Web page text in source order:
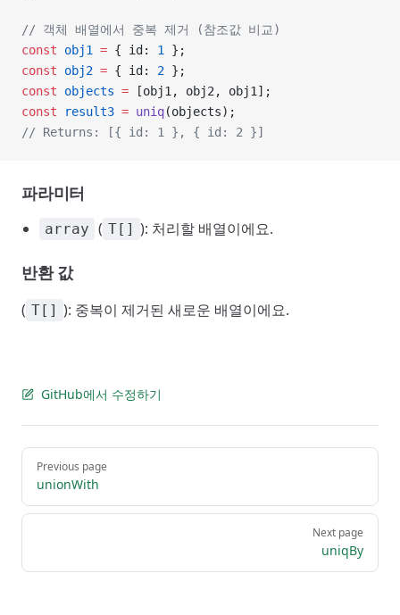
// 객체 배열에서 중복 제거 (참조값 비교)
const obj1 = { id: 1
};
const obj2 = { id: 2 };
const objects = [obj1, obj2, obj1];
const result3 = uniq(objects);
// Returns: [{ id: 1 }, { id: 2 }]
파라미터
array ( T[] ): 처리할 배열이에요.
반환 값
( T[] ): 중복이 제거된 새로운 배열이에요.
GitHub에서 수정하기
Pager
Previous page
unionWith
Next page
uniqBy